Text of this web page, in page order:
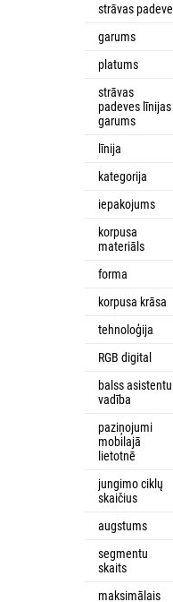
strāvas padeve
garums
platums
strāvas
padeves līnijas
garums
līnija
kategorija
iepakojums
korpusa
materiāls
forma
korpusa krāsa
tehnoloģija
RGB digital
balss asistentu
vadība
paziņojumi
mobilajā
lietotnē
jungimo ciklų
skaičius
augstums
segmentu
skaits
maksimālais